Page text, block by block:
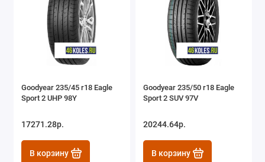
Goodyear 235/45 r18 Eagle
Sport 2 UHP 98Y
17271.28р.
В корзину
Goodyear 235/50 r18 Eagle
Sport 2 SUV 97V
20244.64р.
В корзину